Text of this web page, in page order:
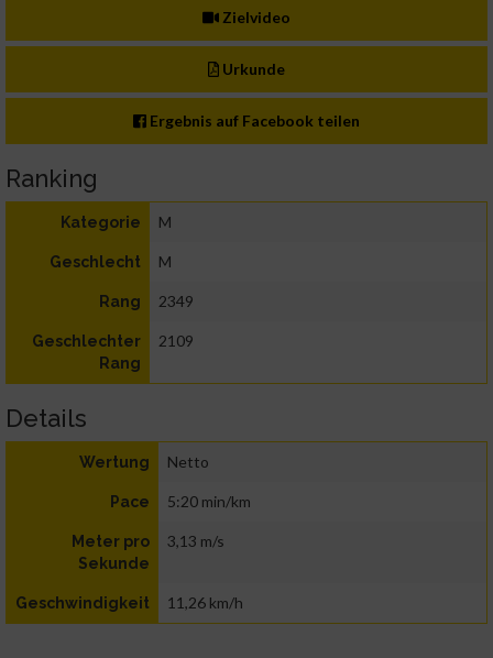
Zielvideo
Urkunde
Ergebnis auf Facebook teilen
Ranking
Kategorie M
Geschlecht M
Rang 2349
Geschlechter
Rang
2109
Details
Wertung Netto
Pace 5:20 min/km
Meter pro
Sekunde
3,13 m/s
Geschwindigkeit 11,26 km/h